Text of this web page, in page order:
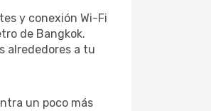
y conexión Wi-Fi
de Bangkok.
alrededores a tu
un poco más